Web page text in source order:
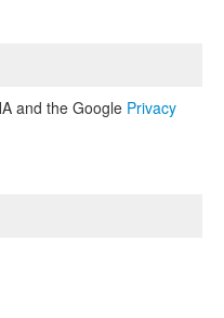
and the Google Privacy